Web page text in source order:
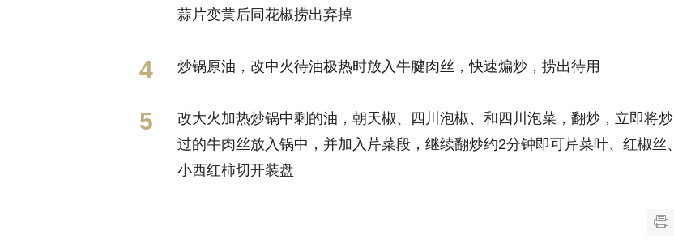
蒜片变黄后同花椒捞出弃掉
炒锅原油，改中火待油极热时放入牛腱肉丝，快速煸炒，捞出待用
改大火加热炒锅中剩的油，朝天椒、四川泡椒、和四川泡菜，翻炒，立即将炒
过的牛肉丝放入锅中，并加入芹菜段，继续翻炒约2分钟即可芹菜叶、红椒丝、
小西红柿切开装盘